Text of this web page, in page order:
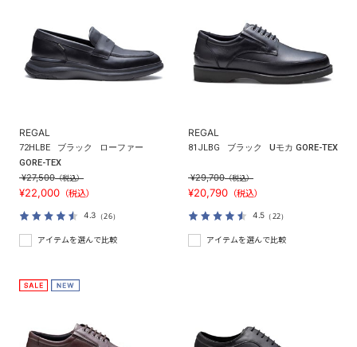
REGAL
72HLBE ブラック
ローファー
GORE-TEX
¥27,500（税込）
¥22,000 （税込）
4.3 （26）
アイテムを選んで比較
REGAL
81JLBG ブラック Uモカ GORE-TEX
¥29,700（税込）
¥20,790 （税込）
4.5 （22）
アイテムを選んで比較